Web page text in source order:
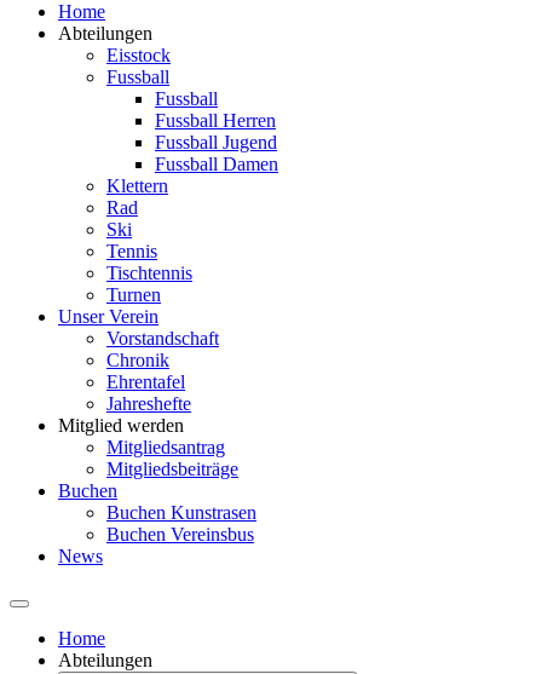
Home
Abteilungen
Eisstock
Fussball
Fussball
Fussball Herren
Fussball Jugend
Fussball Damen
Klettern
Rad
Ski
Tennis
Tischtennis
Turnen
Unser Verein
Vorstandschaft
Chronik
Ehrentafel
Jahreshefte
Mitglied werden
Mitgliedsantrag
Mitgliedsbeiträge
Buchen
Buchen Kunstrasen
Buchen Vereinsbus
News
Home
Abteilungen